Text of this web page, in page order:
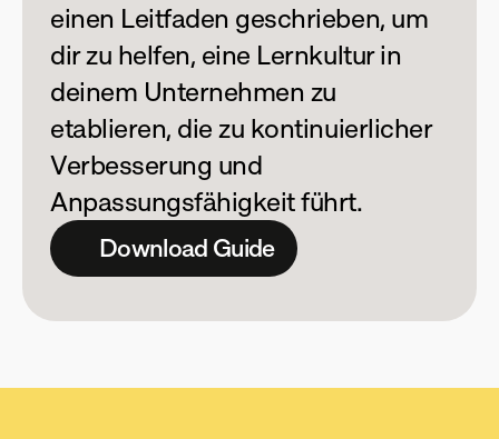
einen Leitfaden geschrieben, um
dir zu helfen, eine Lernkultur in
deinem Unternehmen zu
etablieren, die zu kontinuierlicher
Verbesserung und
Anpassungsfähigkeit führt.
Download Guide